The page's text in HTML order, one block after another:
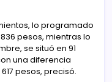
lo programado
pesos, mientras lo
se situó en 91
una diferencia
pesos, precisó.